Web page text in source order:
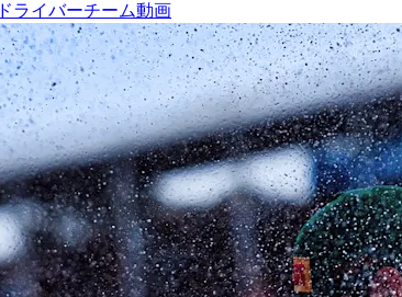
ドライバーチーム動画